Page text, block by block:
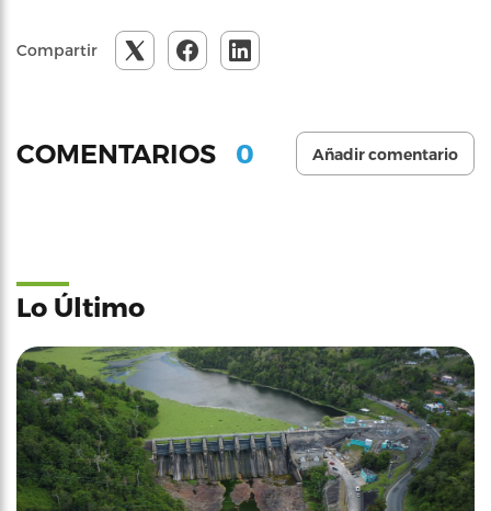
Compartir
COMENTARIOS 0 Añadir comentario
Lo Último